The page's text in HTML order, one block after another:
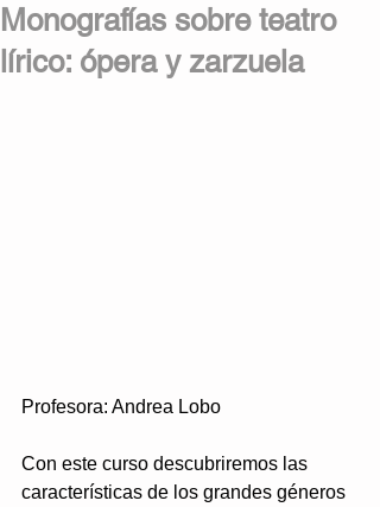
Monografías sobre teatro
lírico: ópera y zarzuela
Profesora: Andrea Lobo
Con este curso descubriremos las
características de los grandes géneros